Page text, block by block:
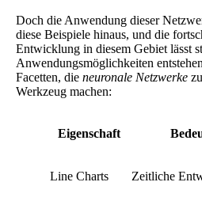
Doch die Anwendung dieser
diese Beispiele hinaus, und die
Entwicklung in diesem Gebiet lässt
Anwendungsmöglichkeiten
Facetten, die neuronale Netzwerke
Werkzeug machen:
Eigenschaft
Line Charts Zeitliche